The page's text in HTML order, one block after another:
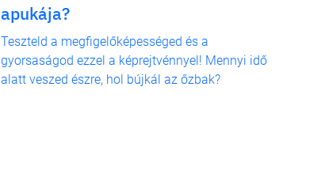
apukája?
Teszteld a megfigelőképességed és a
gyorsaságod ezzel a képrejtvénnyel! Mennyi idő
alatt veszed észre, hol bújkál az őzbak?